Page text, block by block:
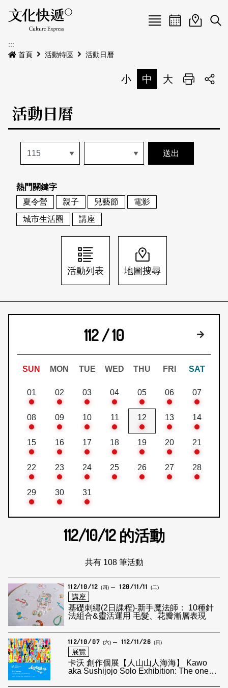
Menu
最新公告
本期專題
歷史專題
活動特區
活動列表
地圖搜尋
關於我們
關於我們
刊物索取地點
會員基本資料
刊登活動
網站導覽 English
日本語 登入/註冊
活動日曆活動地圖
展
:::
首頁
活動特區 活動日曆
小 中 大 列印
活動日曆
熱門關鍵字
夏令營
親子 兒藝節
電影
城市生活圈
講座
活動列表 地圖搜尋
112 / 10 下個月
SUN MON TUE WED THU FRI SAT
01 02 03 04 05 06 07
08 09 10 11 12 13 14
15 16 17 18 19 20 21
22 23 24 25 26 27 28
29 30 31
112/10/12 的活動
共有 108 筆活動
112/10/12 (四) 120/11/11 (二)
講座
基礎刺繡(2日課程)-新手魔法師： 10種針
法組合&靈活運用 毛髮、花瓣漸層表現
112/10/07 (六) 112/11/26 (日)
展覽
卡沃 創作個展【人山山人海海】 Kawo
aka Sushijojo Solo Exhibition: The one